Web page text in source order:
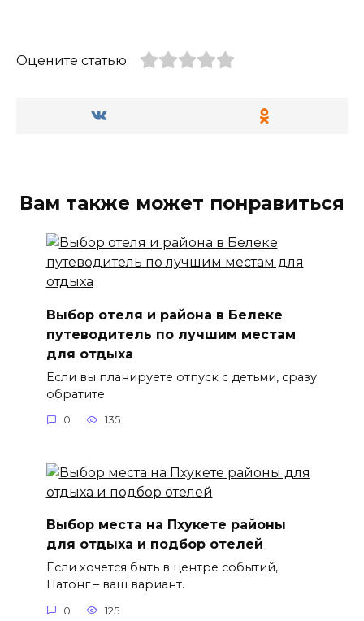
Оцените статью
Вам также может понравиться
Выбор отеля и района в Белеке
путеводитель по лучшим местам
для отдыха
Если вы планируете отпуск с детьми, сразу
обратите
0 135
Выбор места на Пхукете районы
для отдыха и подбор отелей
Если хочется быть в центре событий,
Патонг – ваш вариант.
0 125